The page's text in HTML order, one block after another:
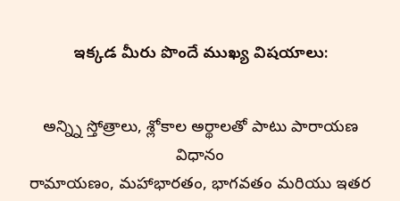
ఇక్కడ మీరు పొందే ముఖ్య విషయాలు:
అన్న్ని స్తోత్రాలు, శ్లోకాల అర్థాలతో పాటు పారాయణ
విధానం
రామాయణం, మహాభారతం, భాగవతం మరియు ఇతర